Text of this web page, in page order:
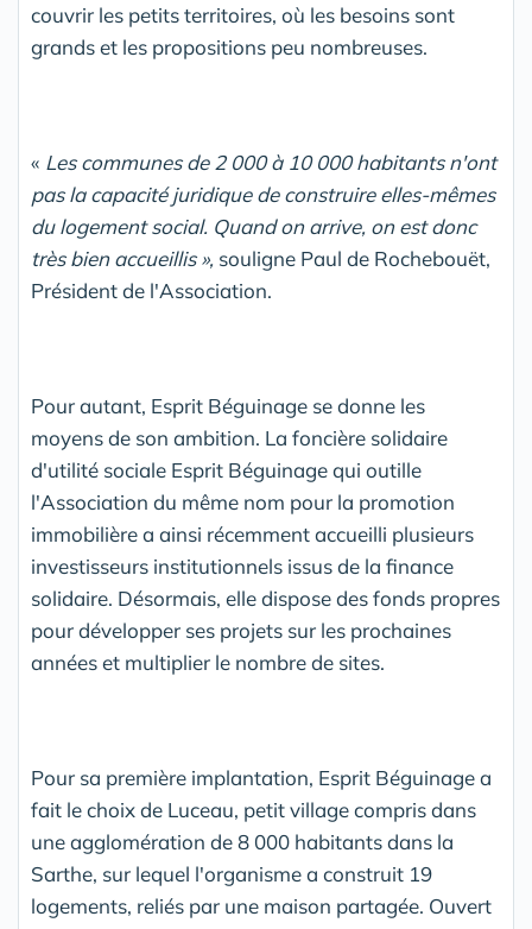
couvrir les petits territoires, où les besoins sont
grands et les propositions peu nombreuses.
« Les communes de 2 000 à 10 000 habitants n'ont
pas la capacité juridique de construire elles-mêmes
du logement social. Quand on arrive, on est donc
très bien accueillis », souligne Paul de Rochebouët,
Président de l'Association.
Pour autant, Esprit Béguinage se donne les
moyens de son ambition. La foncière solidaire
d'utilité sociale Esprit Béguinage qui outille
l'Association du même nom pour la promotion
immobilière a ainsi récemment accueilli plusieurs
investisseurs institutionnels issus de la finance
solidaire. Désormais, elle dispose des fonds propres
pour développer ses projets sur les prochaines
années et multiplier le nombre de sites.
Pour sa première implantation, Esprit Béguinage a
fait le choix de Luceau, petit village compris dans
une agglomération de 8 000 habitants dans la
Sarthe, sur lequel l'organisme a construit 19
logements, reliés par une maison partagée. Ouvert